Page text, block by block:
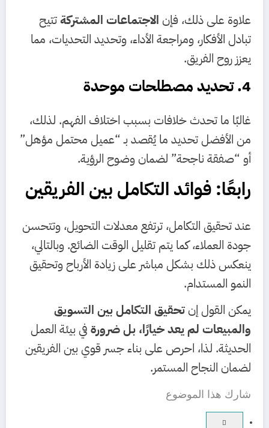
علاوة على ذلك، فإن الاجتماعات المشتركةتتيح
تبادل الأفكار، ومراجعة الأداء، وتحديد التحديات، مما
يعزز روح الفريق.
4. تحديد مصطلحات موحدة
غالبًا ما تحدث خلافات بسبب اختلاف الفهم. لذلك،
من الأفضل تحديد ما يُقصد بـ “عميل محتمل مؤهل”
أو “صفقة ناجحة” لضمان وضوح الرؤية.
رابعًا: فوائد التكامل بين الفريقين
عند تحقيق التكامل، ترتفع معدلات التحويل، وتتحسن
جودة العملاء، كما يتم تقليل الوقت الضائع. وبالتالي،
ينعكس ذلك بشكل مباشر على زيادة الأرباح وتحقيق
النمو المستدام.
يمكن القول إنتحقيق التكامل بين التسويق
والمبيعات لم يعد خيارًا، بل ضرورة في بيئة العمل
الحديثة. لذا، احرص على بناء جسر قوي بين الفريقين
لضمان النجاح المستمر.
شارك هذا الموضوع